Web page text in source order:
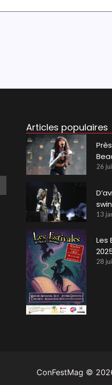
Articles populaires
26
13
Les
28
ConFestMag ©